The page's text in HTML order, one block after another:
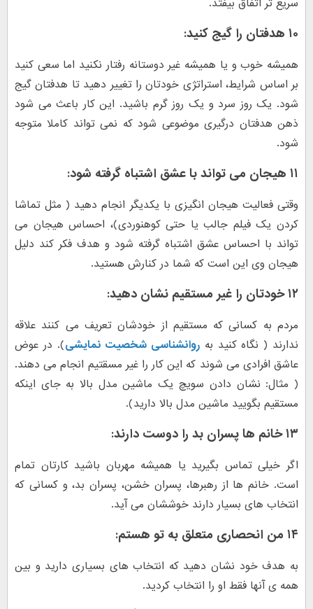
سریع تر اتفاق بیفتد.
۱۰ هدفتان را گیج کنید:
همیشه خوب و یا همیشه غیر دوستانه رفتار نکنید اما سعی کنید
بر اساس شرایط، استراتژی خودتان را تغییر دهید تا هدفتان گیج
شود. یک روز سرد و یک روز گرم باشید. این کار باعث می شود
ذهن هدفتان درگیری موضوعی شود که نمی تواند کاملا متوجه
شود.
۱۱ هیجان می تواند با عشق اشتباه گرفته شود :
وقتی فعالیت هیجان انگیزی با یکدیگر انجام دهید ( مثل تماشا
کردن یک فیلم جالب یا حتی کوهنوردی)، احساس هیجان می
تواند با احساس عشق اشتباه گرفته شود و هدف فکر کند دلیل
هیجان وی این است که شما در کنارش هستید.
۱۲ خودتان را غیر مستقیم نشان دهید:
مردم به کسانی که مستقیم از خودشان تعریف می کنند علاقه
ندارند ( نگاه کنید به روانشناسی شخصیت نمایشی). در عوض
عاشق افرادی می شوند که این کار را غیر مسقتیم انجام می دهند.
( مثال: نشان دادن سویچ یک ماشین مدل بالا به جای اینکه
مستقیم بگویید ماشین مدل بالا دارید).
۱۳ خانم ها پسران بد را دوست دارند :
اگر خیلی تماس بگیرید یا همیشه مهربان باشید کارتان تمام
است. خانم ها از رهبرها، پسران خشن، پسران بد، و کسانی که
انتخاب های بسیار دارند خوششان می آید.
۱۴ من انحصاری متعلق به تو هستم :
به هدف خود نشان دهید که انتخاب های بسیاری دارید و بین
همه ی آنها فقط او را انتخاب کردید.